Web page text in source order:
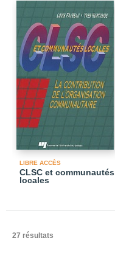
LIBRE ACCÈS
CLSC et communautés
locales
27 résultats